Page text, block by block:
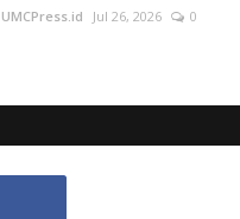
UMCPress.id Jul 26, 2026 0